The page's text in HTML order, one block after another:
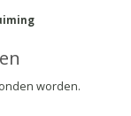
worden.